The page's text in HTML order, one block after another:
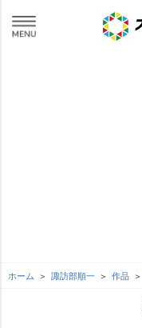
ホーム 諏訪部順一 作品